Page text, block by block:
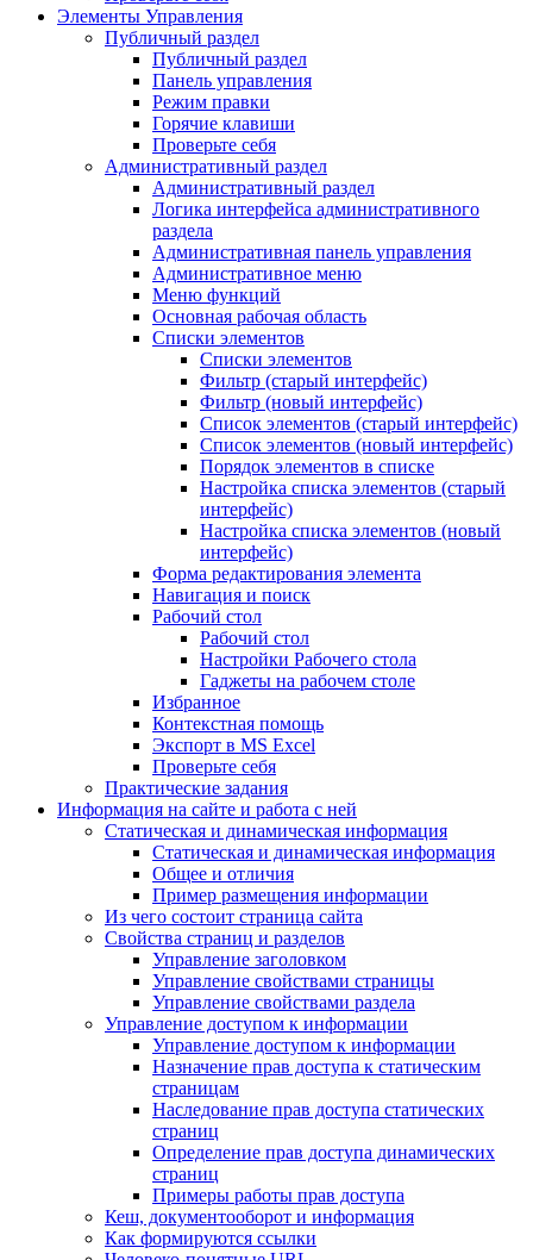
Элементы Управления
Публичный раздел
Публичный раздел
Панель управления
Режим правки
Горячие клавиши
Проверьте себя
Административный раздел
Административный раздел
Логика интерфейса административного
раздела
Административная панель управления
Административное меню
Меню функций
Основная рабочая область
Списки элементов
Списки элементов
Фильтр (старый интерфейс)
Фильтр (новый интерфейс)
Список элементов (старый интерфейс)
Список элементов (новый интерфейс)
Порядок элементов в списке
Настройка списка элементов (старый
интерфейс)
Настройка списка элементов (новый
интерфейс)
Форма редактирования элемента
Навигация и поиск
Рабочий стол
Рабочий стол
Настройки Рабочего стола
Гаджеты на рабочем столе
Избранное
Контекстная помощь
Экспорт в MS Excel
Проверьте себя
Практические задания
Информация на сайте и работа с ней
Статическая и динамическая информация
Статическая и динамическая информация
Общее и отличия
Пример размещения информации
Из чего состоит страница сайта
Свойства страниц и разделов
Управление заголовком
Управление свойствами страницы
Управление свойствами раздела
Управление доступом к информации
Управление доступом к информации
Назначение прав доступа к статическим
страницам
Наследование прав доступа статических
страниц
Определение прав доступа динамических
страниц
Примеры работы прав доступа
Кеш, документооборот и информация
Как формируются ссылки